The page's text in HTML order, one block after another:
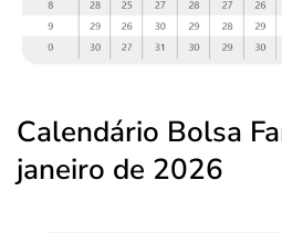
Calendário Bolsa
janeiro de 2026